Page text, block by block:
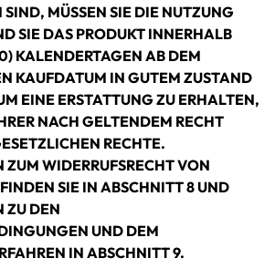
MÜSSEN SIE DIE NUTZUNG
SIE DAS PRODUKT INNERHALB
KALENDERTAGEN AB DEM
KAUFDATUM IN GUTEM ZUSTAND
EINE ERSTATTUNG ZU ERHALTEN,
NACH GELTENDEM RECHT
RECHTE.
WIDERRUFSRECHT VON
SIE IN ABSCHNITT 8 UND
ZU DEN
UND DEM
IN ABSCHNITT 9.